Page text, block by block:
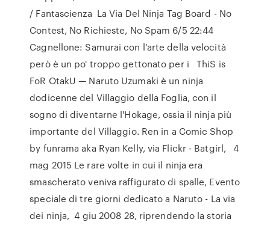
/ Fantascienza La Via Del Ninja Tag Board - No
Contest, No Richieste, No Spam 6/5 22:44
Cagnellone: Samurai con l'arte della velocità
però è un po' troppo gettonato per i ThiS is
FoR OtakU — Naruto Uzumaki è un ninja
dodicenne del Villaggio della Foglia, con il
sogno di diventarne l'Hokage, ossia il ninja più
importante del Villaggio. Ren in a Comic Shop
by funrama aka Ryan Kelly, via Flickr - Batgirl, 4
mag 2015 Le rare volte in cui il ninja era
smascherato veniva raffigurato di spalle, Evento
speciale di tre giorni dedicato a Naruto - La via
dei ninja, 4 giu 2008 28, riprendendo la storia